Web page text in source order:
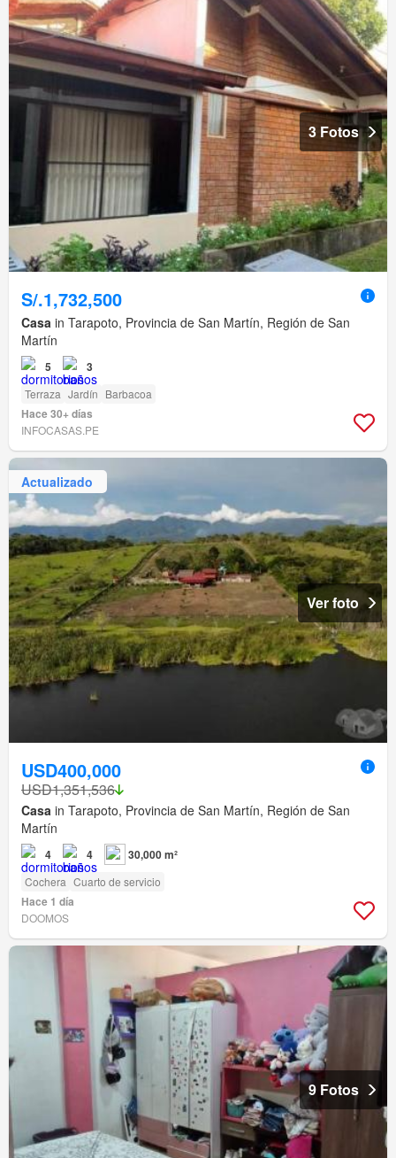
3 Fotos
S/.1,732,500
Casa in Tarapoto, Provincia de San Martín, Región de San
Martín
5 3
Terraza Jardín Barbacoa
Hace 30+ días
INFOCASAS.PE
Actualizado
Ver foto
USD400,000
USD1,351,536
Casa in Tarapoto, Provincia de San Martín, Región de San
Martín
4 4 30,000 m²
Cochera Cuarto de servicio
Hace 1 día
DOOMOS
9 Fotos